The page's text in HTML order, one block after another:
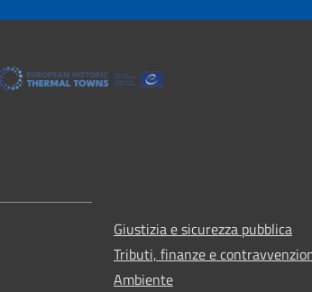
Giustizia e sicurezza pubblica
Tributi, finanze e
Ambiente